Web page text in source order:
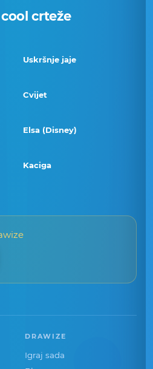
crteže
Uskršnje jaje
Cvijet
Elsa (Disney)
Kaciga
DRAWIZE
Igraj sada